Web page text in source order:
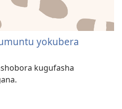
yokubera
kugufasha